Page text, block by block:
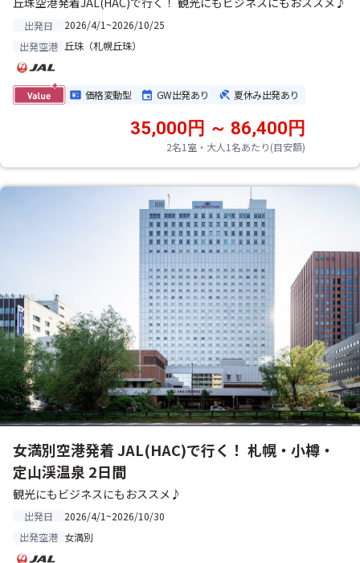
出発日
2026/4/1~2026/10/25
出発空港 丘珠（札幌丘珠）
価格変動型 GW出発あり 夏休み出発あり
2名1室・大人1名あたり(目安額)
35,000円 ～ 86,400円
女満別空港発着 JAL(HAC)で行く！ 札幌・小樽・
定山渓温泉 2日間
観光にもビジネスにもおススメ♪
出発日
2026/4/1~2026/10/30
出発空港 女満別